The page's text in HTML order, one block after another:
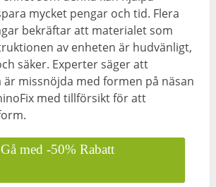
mycket pengar och tid. Flera
bekräftar att materialet som
av enheten är hudvänligt,
säker. Experter säger att
missnöjda med formen på näsan
med tillförsikt för att
Gå med -50% Rabatt